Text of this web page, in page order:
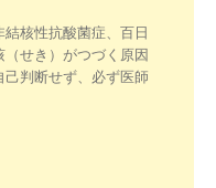
核性抗酸菌症、百日
せき）がつづく原因
判断せず、必ず医師